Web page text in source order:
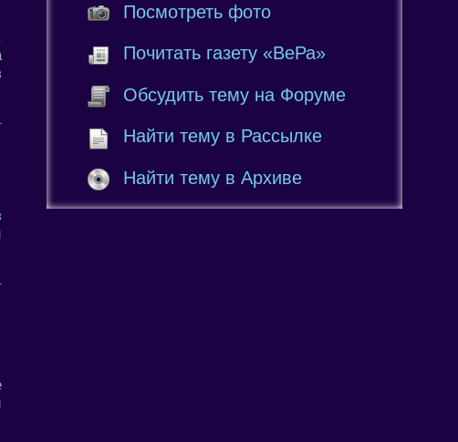
Посмотреть фото
Почитать газету «ВеРа»
Обсудить тему на Форуме
Найти тему в Рассылке
Найти тему в Архиве